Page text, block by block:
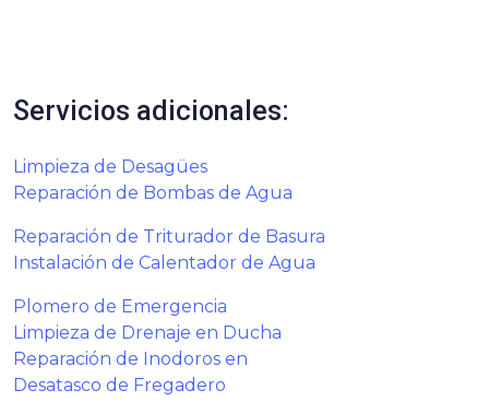
Servicios adicionales:
Limpieza de Desagües
Reparación de Bombas de Agua
Reparación de Triturador de Basura
Instalación de Calentador de Agua
Plomero de Emergencia
Limpieza de Drenaje en Ducha
Reparación de Inodoros en
Desatasco de Fregadero